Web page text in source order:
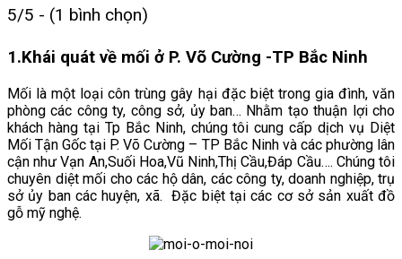
5/5 - (1 bình chọn)
1.Khái quát về mối ở P. Võ Cường -TP Bắc Ninh
Mối là một loại côn trùng gây hại đặc biệt trong gia đình, văn
phòng các công ty, công sở, ủy ban… Nhằm tạo thuận lợi cho
khách hàng tại Tp Bắc Ninh, chúng tôi cung cấp dịch vụ Diệt
Mối Tận Gốc tại P. Võ Cường – TP Bắc Ninh và các phường lân
cận như Vạn An,Suối Hoa,Vũ Ninh,Thị Cầu,Đáp Cầu…. Chúng tôi
chuyên diệt mối cho các hộ dân, các công ty, doanh nghiệp, trụ
sở ủy ban các huyện, xã. Đặc biệt tại các cơ sở sản xuất đồ
gỗ mỹ nghệ.